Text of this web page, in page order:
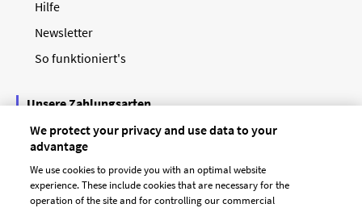
Hilfe
Newsletter
So funktioniert's
Unsere Zahlungsarten
We protect your privacy and use data to your
advantage
We use cookies to provide you with an optimal website
experience. These include cookies that are necessary for the
operation of the site and for controlling our commercial